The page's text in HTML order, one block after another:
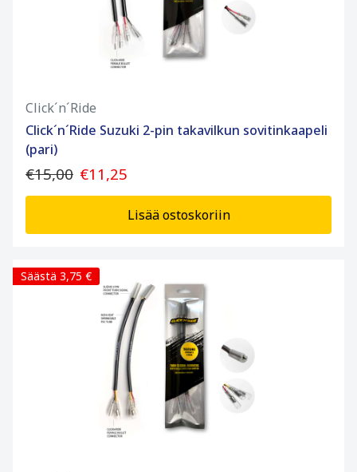
Click´n´Ride
Click´n´Ride Suzuki 2-pin takavilkun sovitinkaapeli
(pari)
€15,00 €11,25
Lisää ostoskoriin
Säästä 3,75 €